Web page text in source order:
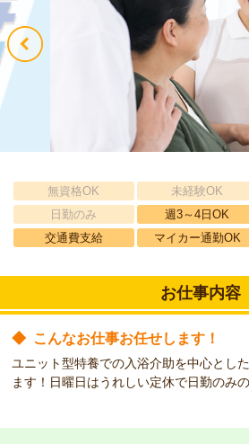
無資格OK 未経験OK
日勤のみ
週3～4日OK
交通費支給
マイカー通勤OK
お仕事内容
◆ こんなお仕事お任せします！
ユニット型特養での入浴介助を中心とし
ます！日曜日はうれしい定休で日勤のみ